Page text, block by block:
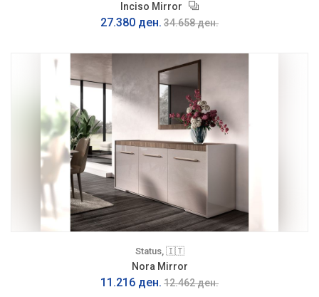
Inciso Mirror
27.380 ден. 34.658 ден.
Status, 🇮🇹
Nora Mirror
11.216 ден. 12.462 ден.